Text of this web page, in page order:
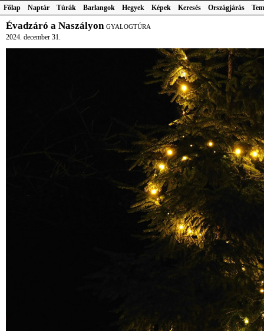
Főlap Naptár Túrák Barlangok Hegyek Képek Keresés Országjárás
Évadzáró a Naszályon GYALOGTÚRA
2024. december 31.